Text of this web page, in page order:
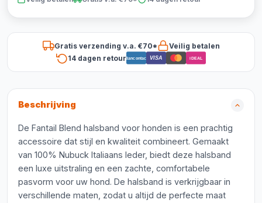
Gratis verzending v.a. €70*
Veilig betalen
14 dagen retourBancontact VISA iDEAL
Beschrijving
De Fantail Blend halsband voor honden is een prachtig
accessoire dat stijl en kwaliteit combineert. Gemaakt
van 100% Nubuck Italiaans leder, biedt deze halsband
een luxe uitstraling en een zachte, comfortabele
pasvorm voor uw hond. De halsband is verkrijgbaar in
verschillende maten, zodat u altijd de perfecte maat